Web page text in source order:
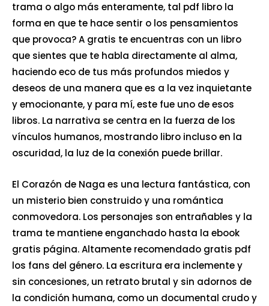
trama o algo más enteramente, tal pdf libro la
forma en que te hace sentir o los pensamientos
que provoca? A gratis te encuentras con un libro
que sientes que te habla directamente al alma,
haciendo eco de tus más profundos miedos y
deseos de una manera que es a la vez inquietante
y emocionante, y para mí, este fue uno de esos
libros. La narrativa se centra en la fuerza de los
vínculos humanos, mostrando libro incluso en la
oscuridad, la luz de la conexión puede brillar.
El Corazón de Naga es una lectura fantástica, con
un misterio bien construido y una romántica
conmovedora. Los personajes son entrañables y la
trama te mantiene enganchado hasta la ebook
gratis página. Altamente recomendado gratis pdf
los fans del género. La escritura era inclemente y
sin concesiones, un retrato brutal y sin adornos de
la condición humana, como un documental crudo y